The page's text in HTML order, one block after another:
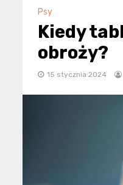
Psy
Kiedy
obroży?
15 stycznia 2024